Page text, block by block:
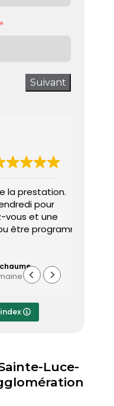
Suivant
pour
une
programmée
à
de
m’a été
ce qui est
Luce-